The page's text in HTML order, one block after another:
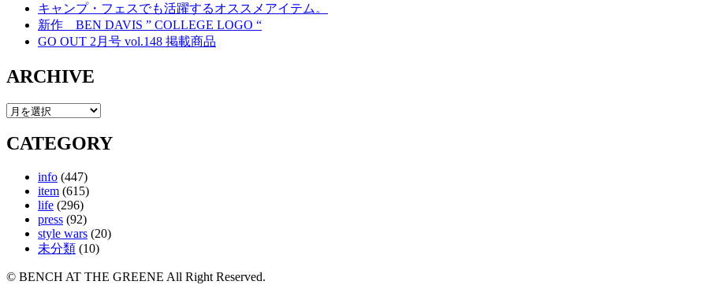
キャンプ・フェスでも活躍するオススメアイテム。
新作 BEN DAVIS ” COLLEGE LOGO “
GO OUT 2月号 vol.148 掲載商品
ARCHIVE
CATEGORY
info (447)
item (615)
life (296)
press (92)
style wars (20)
未分類 (10)
© BENCH AT THE GREENE All Right Reserved.